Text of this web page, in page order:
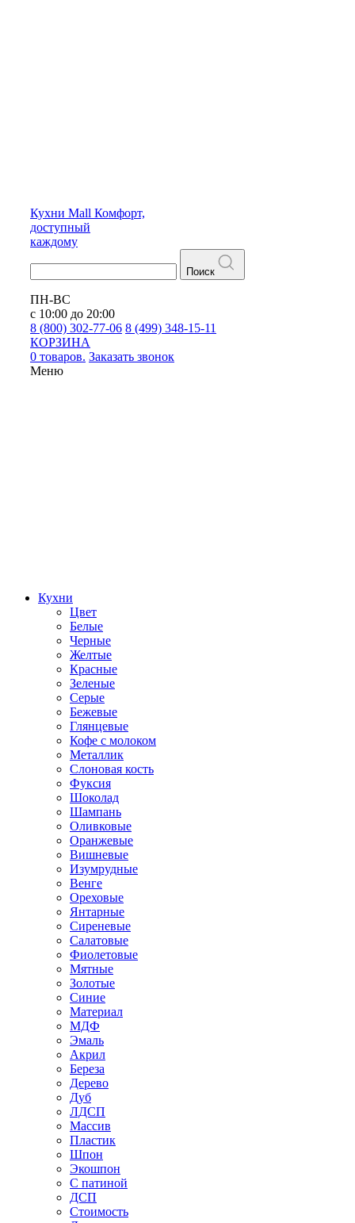
Кухни Mall Комфорт,
доступный
каждому
Поиск
ПН-ВС
с 10:00 до 20:00
8 (800) 302-77-06 8 (499) 348-15-11
КОРЗИНА
0 товаров. Заказать звонок
Меню
Кухни
Цвет
Белые
Черные
Желтые
Красные
Зеленые
Серые
Бежевые
Глянцевые
Кофе с молоком
Металлик
Слоновая кость
Фуксия
Шоколад
Шампань
Оливковые
Оранжевые
Вишневые
Изумрудные
Венге
Ореховые
Янтарные
Сиреневые
Салатовые
Фиолетовые
Мятные
Золотые
Синие
Материал
МДФ
Эмаль
Акрил
Береза
Дерево
Дуб
ЛДСП
Массив
Пластик
Шпон
Экошпон
С патиной
ДСП
Стоимость